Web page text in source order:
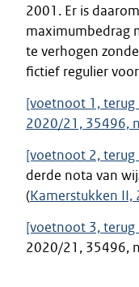
2001. Er is
maximumbedrag
te verhogen
fictief regulier
[voetnoot 1, terug
2020/21, 35496,
[voetnoot 2, terug
derde nota van
(Kamerstukken II,
[voetnoot 3, terug
2020/21, 35496,